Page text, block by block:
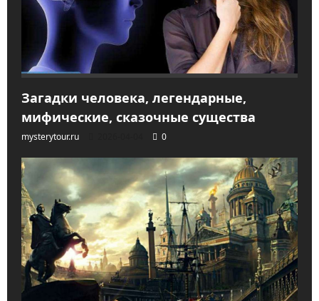
Загадки человека, легендарные,
мифические, сказочные существа
mysterytour.ru 0